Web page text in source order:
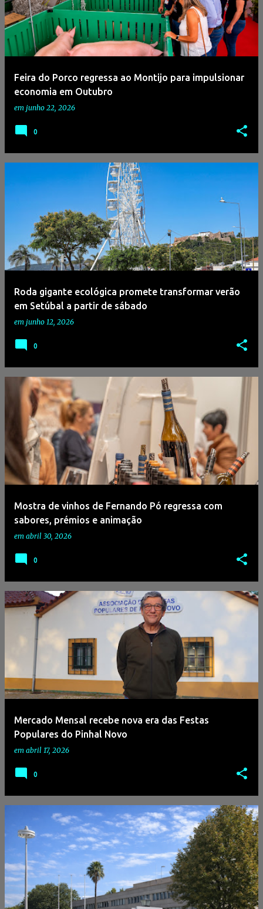
Feira do Porco regressa ao Montijo para impulsionar
economia em Outubro
em junho 22, 2026
0
Roda gigante ecológica promete transformar verão
em Setúbal a partir de sábado
em junho 12, 2026
0
Mostra de vinhos de Fernando Pó regressa com
sabores, prémios e animação
em abril 30, 2026
0
Mercado Mensal recebe nova era das Festas
Populares do Pinhal Novo
em abril 17, 2026
0